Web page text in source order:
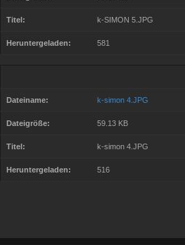
Titel: k-SIMON 5.JPG
Heruntergeladen: 581
Dateiname: k-simon 4.JPG
Dateigröße: 59.13 KB
Titel: k-simon 4.JPG
Heruntergeladen: 516